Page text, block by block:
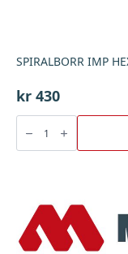
SPIRALBORR IMP
kr 430
SPIRALBORR
HEX
32X153